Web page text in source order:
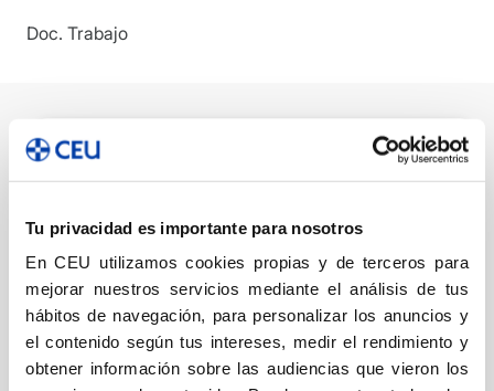
Tu privacidad es importante para nosotros
En CEU utilizamos cookies propias y de terceros para
mejorar nuestros servicios mediante el análisis de tus
hábitos de navegación, para personalizar los anuncios y
el contenido según tus intereses, medir el rendimiento y
obtener información sobre las audiencias que vieron los
Doc. Trabajo
Dignidad humana
y ciencia
Filosofía
Alfonseca Moreno, Manuel
Díaz González Serrano, José
Jouvé de la Barreda, Nicolás
Molina Molina, Francisco
10,00€